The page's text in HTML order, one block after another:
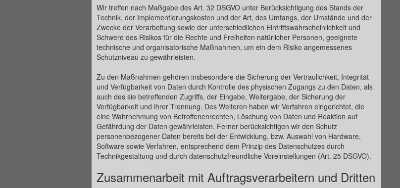
Wir treffen nach Maßgabe des Art. 32 DSGVO unter Berücksichtigung des Stands der
Technik, der Implementierungskosten und der Art, des Umfangs, der Umstände und der
Zwecke der Verarbeitung sowie der unterschiedlichen Eintrittswahrscheinlichkeit und
Schwere des Risikos für die Rechte und Freiheiten natürlicher Personen, geeignete
technische und organisatorische Maßnahmen, um ein dem Risiko angemessenes
Schutzniveau zu gewährleisten.
Zu den Maßnahmen gehören insbesondere die Sicherung der Vertraulichkeit, Integrität
und Verfügbarkeit von Daten durch Kontrolle des physischen Zugangs zu den Daten, als
auch des sie betreffenden Zugriffs, der Eingabe, Weitergabe, der Sicherung der
Verfügbarkeit und ihrer Trennung. Des Weiteren haben wir Verfahren eingerichtet, die
eine Wahrnehmung von Betroffenenrechten, Löschung von Daten und Reaktion auf
Gefährdung der Daten gewährleisten. Ferner berücksichtigen wir den Schutz
personenbezogener Daten bereits bei der Entwicklung, bzw. Auswahl von Hardware,
Software sowie Verfahren, entsprechend dem Prinzip des Datenschutzes durch
Technikgestaltung und durch datenschutzfreundliche Voreinstellungen (Art. 25 DSGVO).
Zusammenarbeit mit Auftragsverarbeitern und Dritten